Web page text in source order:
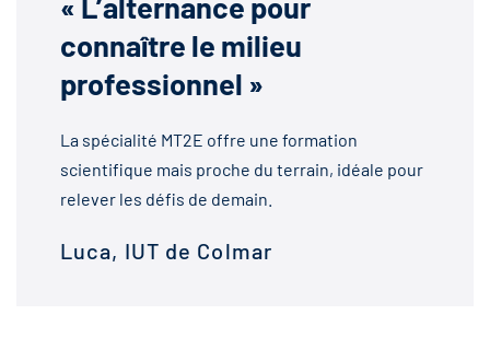
connaître le milieu
professionnel »
La spécialité MT2E offre une formation
scientifique mais proche du terrain, idéale pour
relever les défis de demain.
Luca, IUT de Colmar